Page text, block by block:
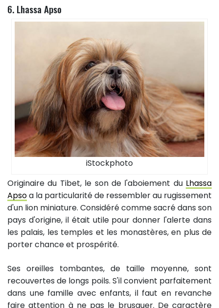
6. Lhassa Apso
iStockphoto
Originaire du Tibet, le son de l'aboiement du Lhassa
Apsoa la particularité de ressembler au rugissement
d'un lion miniature. Considéré comme sacré dans son
pays d'origine, il était utile pour donner l'alerte dans
les palais, les temples et les monastères, en plus de
porter chance et prospérité.
Ses oreilles tombantes, de taille moyenne, sont
recouvertes de longs poils. S'il convient parfaitement
dans une famille avec enfants, il faut en revanche
faire attention à ne pas le brusquer. De caractère